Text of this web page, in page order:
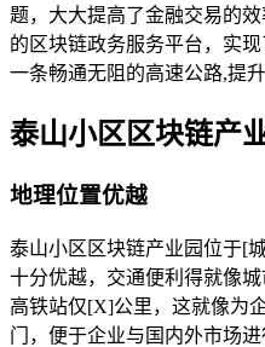
题，大大提高了金融交易的
的区块链政务服务平台，实
一条畅通无阻的高速公路,提
泰山小区区块链产
地理位置优越
泰山小区区块链产业园位于[
十分优越，交通便利得就像
高铁站仅[X]公里，这就像为
门，便于企业与国内外市场